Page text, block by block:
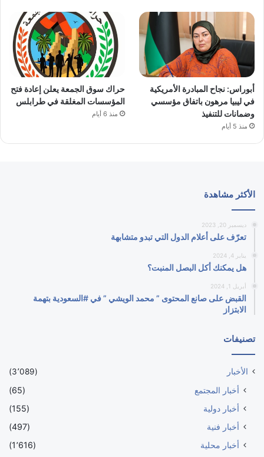
أبوراس: نجاح المبادرة الأمريكية
في ليبيا مرهون باتفاق مؤسسي
وضمانات للتنفيذ
منذ 5 أيام
حراك سوق الجمعة يعلن إعادة فتح
المؤسسات المغلقة في طرابلس
منذ 6 أيام
الأكثر مشاهدة
ديسمبر 20, 2023
تعرّف على أعلام الدول التي تبدو متشابهة
يناير 4, 2024
هل يمكنك أكل البصل المنبت؟
أبريل 1, 2024
القبض على صانع المحتوى ” محمد الويشي ” في #السعودية بتهمة
الابتزاز
تصنيفات
الأخبار (3٬089)
أخبار المجتمع
(65)
أخبار دولية
(155)
أخبار فنية
(497)
أخبار محلية
(1٬616)